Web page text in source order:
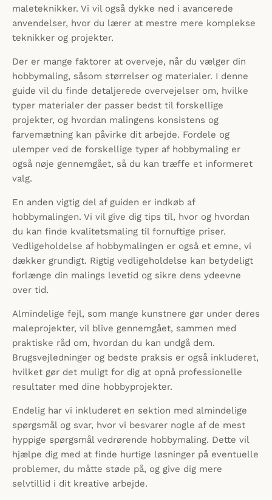
maleteknikker. Vi vil også dykke ned i avancerede
anvendelser, hvor du lærer at mestre mere komplekse
teknikker og projekter.
Der er mange faktorer at overveje, når du vælger din
hobbymaling, såsom størrelser og materialer. I denne
guide vil du finde detaljerede overvejelser om, hvilke
typer materialer der passer bedst til forskellige
projekter, og hvordan malingens konsistens og
farvemætning kan påvirke dit arbejde. Fordele og
ulemper ved de forskellige typer af hobbymaling er
også nøje gennemgået, så du kan træffe et informeret
valg.
En anden vigtig del af guiden er indkøb af
hobbymalingen. Vi vil give dig tips til, hvor og hvordan
du kan finde kvalitetsmaling til fornuftige priser.
Vedligeholdelse af hobbymalingen er også et emne, vi
dækker grundigt. Rigtig vedligeholdelse kan betydeligt
forlænge din malings levetid og sikre dens ydeevne
over tid.
Almindelige fejl, som mange kunstnere gør under deres
maleprojekter, vil blive gennemgået, sammen med
praktiske råd om, hvordan du kan undgå dem.
Brugsvejledninger og bedste praksis er også inkluderet,
hvilket gør det muligt for dig at opnå professionelle
resultater med dine hobbyprojekter.
Endelig har vi inkluderet en sektion med almindelige
spørgsmål og svar, hvor vi besvarer nogle af de mest
hyppige spørgsmål vedrørende hobbymaling. Dette vil
hjælpe dig med at finde hurtige løsninger på eventuelle
problemer, du måtte støde på, og give dig mere
selvtillid i dit kreative arbejde.